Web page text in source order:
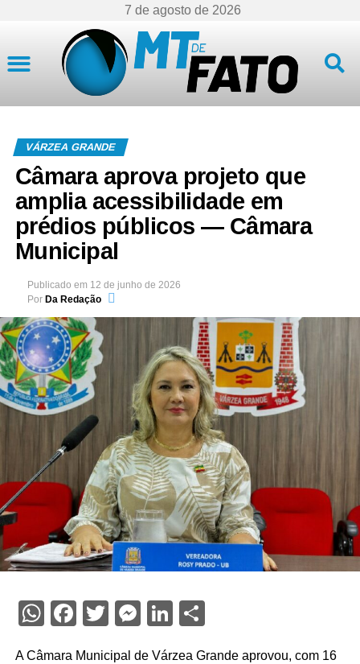
7 de agosto de 2026
VÁRZEA GRANDE
Câmara aprova projeto que
amplia acessibilidade em
prédios públicos — Câmara
Municipal
Publicado em 12 de junho de 2026
Por Da Redação
WhatsApp
Facebook
TwitterMessenger
LinkedIn
A Câmara Municipal de Várzea Grande aprovou, com 16